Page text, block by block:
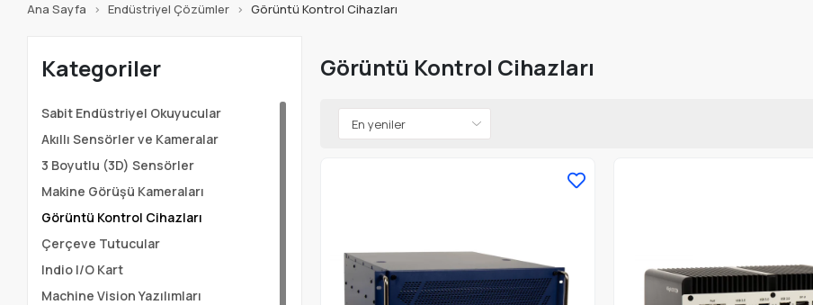
Ana Sayfa Endüstriyel Çözümler Görüntü Kontrol Cihazları
Kategoriler
Sabit Endüstriyel Okuyucular
Akıllı Sensörler ve Kameralar
3 Boyutlu (3D) Sensörler
Makine Görüşü Kameraları
Görüntü Kontrol Cihazları
Çerçeve Tutucular
Indio I/O Kart
Machine Vision Yazılımları
Görüntü Kontrol Cihazları